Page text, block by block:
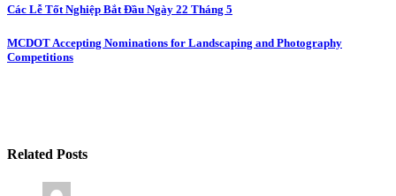
Post
navigation
Các Lễ Tốt Nghiệp Bắt Đầu Ngày 22 Tháng 5
MCDOT Accepting Nominations for Landscaping and Photography
Competitions
Related Posts